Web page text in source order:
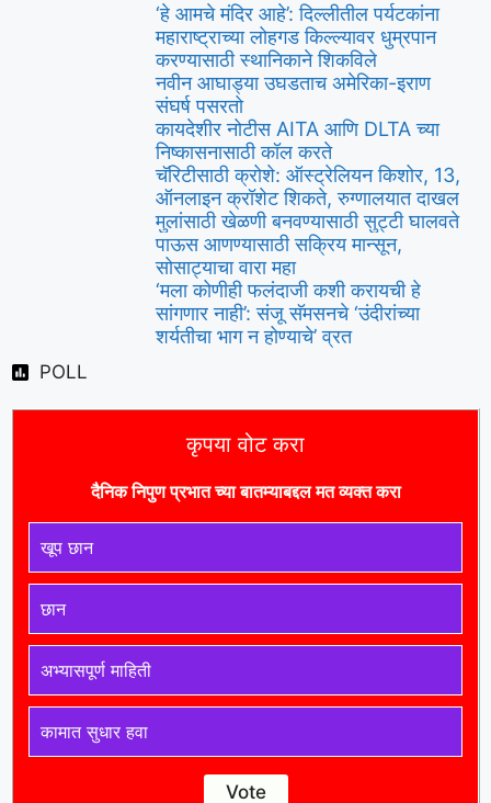
‘हे आमचे मंदिर आहे’: दिल्लीतील पर्यटकांना
महाराष्ट्राच्या लोहगड किल्ल्यावर धुम्रपान
करण्यासाठी स्थानिकाने शिकविले
नवीन आघाड्या उघडताच अमेरिका-इराण
संघर्ष पसरतो
कायदेशीर नोटीस AITA आणि DLTA च्या
निष्कासनासाठी कॉल करते
चॅरिटीसाठी क्रोशे: ऑस्ट्रेलियन किशोर, 13,
ऑनलाइन क्रॉशेट शिकते, रुग्णालयात दाखल
मुलांसाठी खेळणी बनवण्यासाठी सुट्टी घालवते
पाऊस आणण्यासाठी सक्रिय मान्सून,
सोसाट्याचा वारा महा
‘मला कोणीही फलंदाजी कशी करायची हे
सांगणार नाही’: संजू सॅमसनचे ‘उंदीरांच्या
शर्यतीचा भाग न होण्याचे’ व्रत
POLL
कृपया वोट करा
दैनिक निपुण प्रभात च्या बातम्याबद्दल मत व्यक्त करा
खूप छान
छान
अभ्यासपूर्ण माहिती
कामात सुधार हवा